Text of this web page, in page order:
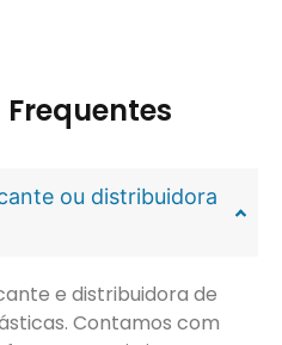
ou distribuidora
e distribuidora de
Contamos com